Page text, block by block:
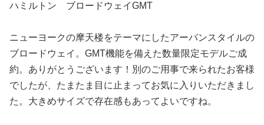
ハミルトン ブロードウェイGMT
ニューヨークの摩天楼をテーマにしたアーバンスタイルの
ブロードウェイ。GMT機能を備えた数量限定モデルご成
約。ありがとうございます！別のご用事で来られたお客様
でしたが、たまたま目に止まってお気に入りいただきまし
た。大きめサイズで存在感もあってよいですね。